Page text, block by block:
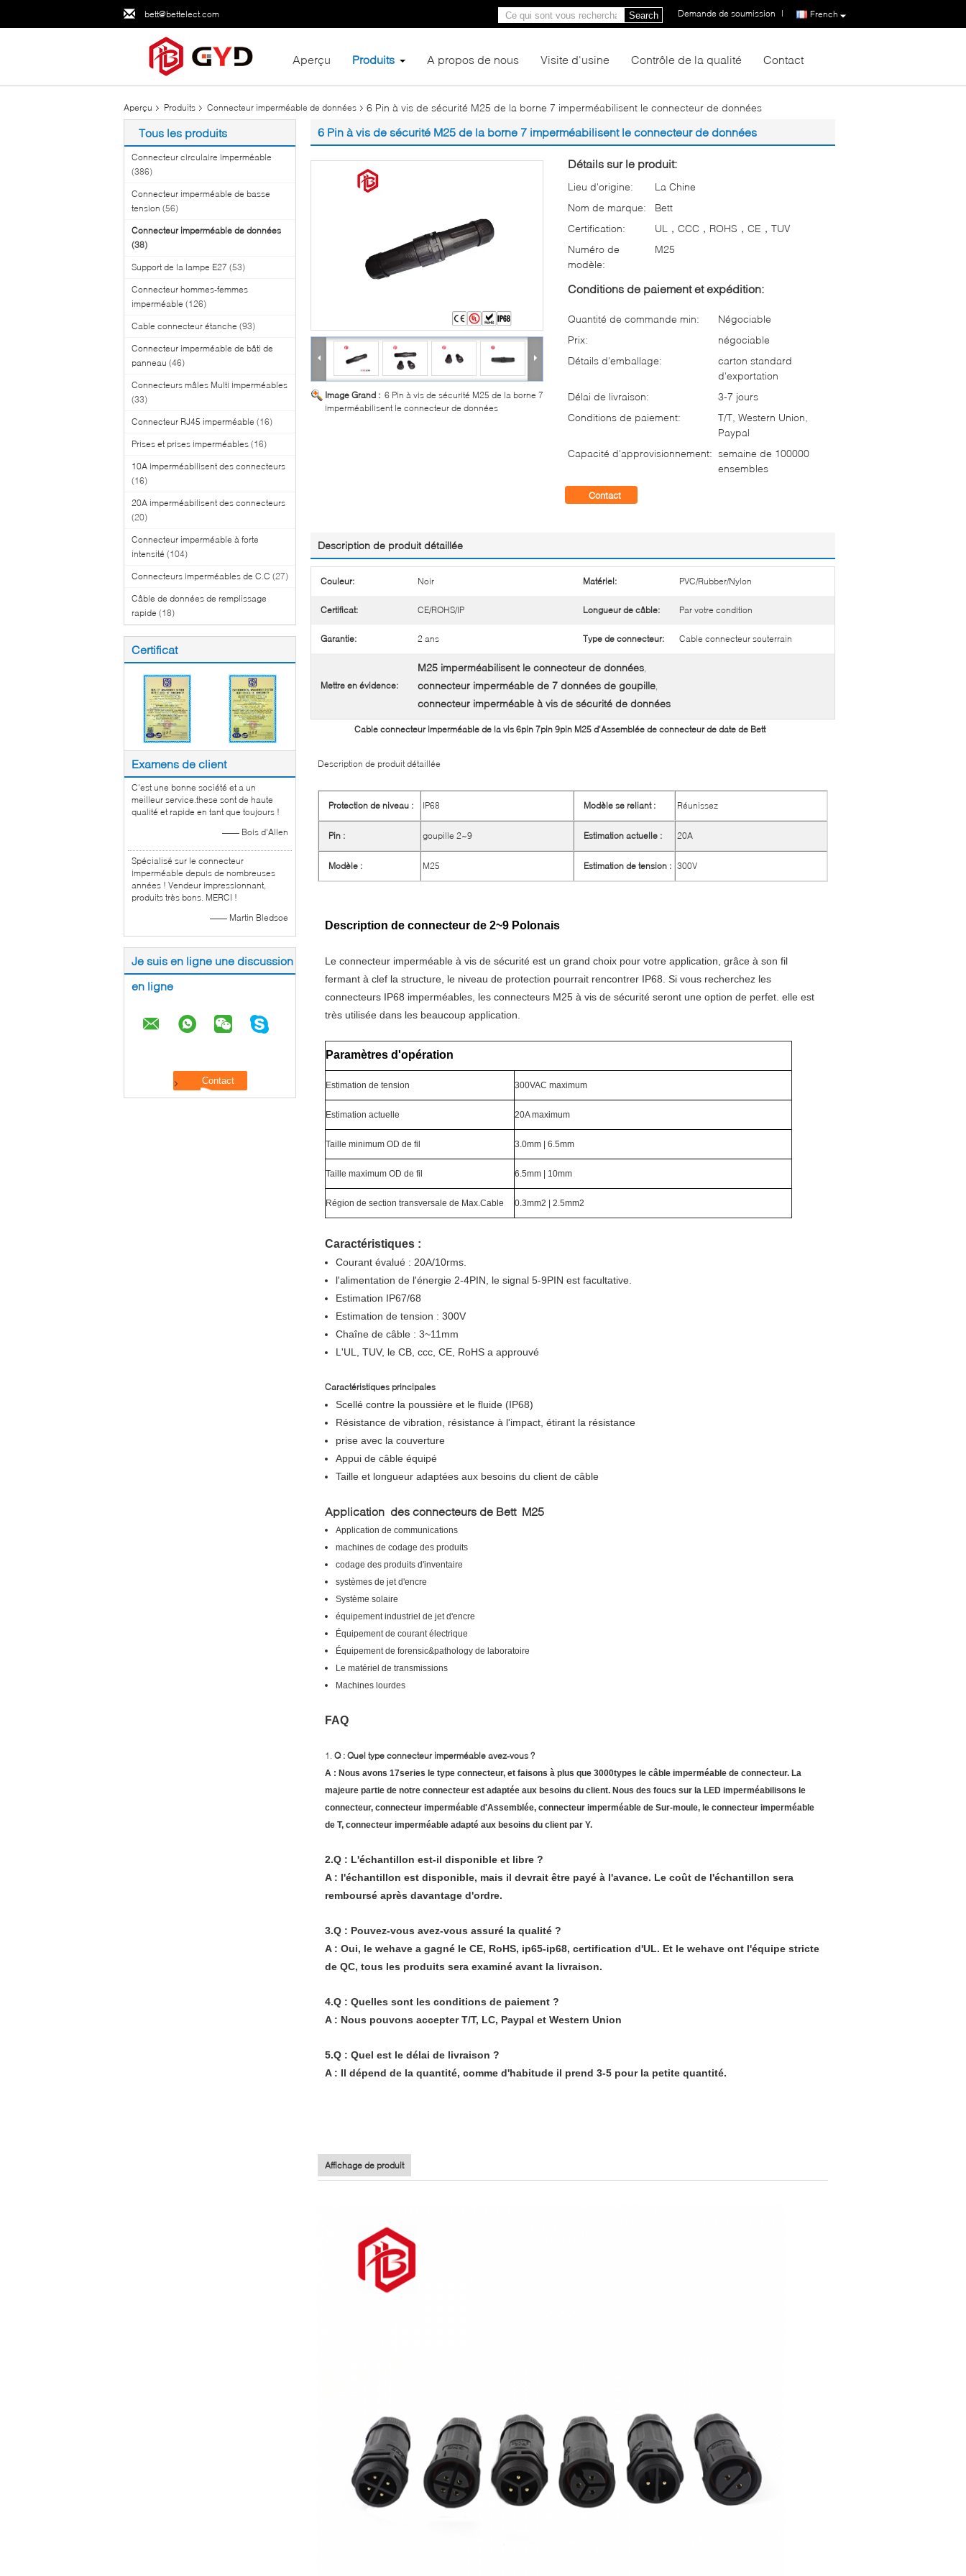
bett@bettelect.com French
Demande de soumission |
Search
Aperçu Produits A propos de nous Visite d'usine Contrôle de la qualité Contact
Aperçu Produits Connecteur imperméable de données 6 Pin à vis de sécurité M25 de la borne 7 imperméabilisent le connecteur de données
Tous les produits
Connecteur circulaire imperméable
(386)
Connecteur imperméable de basse
tension (56)
Connecteur imperméable de données
(38)
Support de la lampe E27 (53)
Connecteur hommes-femmes
imperméable (126)
Cable connecteur étanche (93)
Connecteur imperméable de bâti de
panneau (46)
Connecteurs mâles Multi imperméables
(33)
Connecteur RJ45 imperméable (16)
Prises et prises imperméables (16)
10A imperméabilisent des connecteurs
(16)
20A imperméabilisent des connecteurs
(20)
Connecteur imperméable à forte
intensité (104)
Connecteurs imperméables de C.C (27)
Câble de données de remplissage
rapide (18)
Certificat
Examens de client
C'est une bonne société et a un
meilleur service.these sont de haute
qualité et rapide en tant que toujours !
—— Bois d'Allen
Spécialisé sur le connecteur
imperméable depuis de nombreuses
années ! Vendeur impressionnant,
produits très bons. MERCI !
—— Martin Bledsoe
Je suis en ligne une discussion
en ligne
6 Pin à vis de sécurité M25 de la borne 7 imperméabilisent le connecteur de données
Image Grand : 6 Pin à vis de sécurité M25 de la borne 7
imperméabilisent le connecteur de données
Détails sur le produit:
Lieu d'origine:
La Chine
Nom de marque:
Bett
Certification:
UL，CCC，ROHS，CE，TUV
Numéro de
modèle:
M25
Conditions de paiement et expédition:
Quantité de commande min:
Négociable
Prix:
négociable
Détails d'emballage:
carton standard
d'exportation
Délai de livraison:
3-7 jours
Conditions de paiement:
T/T, Western Union,
Paypal
Capacité d'approvisionnement: semaine de 100000
ensembles
Contact
Description de produit détaillée
Couleur: Noir Matériel: PVC/Rubber/Nylon
Certificat: CE/ROHS/IP Longueur de câble: Par votre condition
Garantie: 2 ans Type de connecteur: Cable connecteur souterrain
Mettre en évidence:
M25 imperméabilisent le connecteur de données
connecteur imperméable de 7 données de goupille
connecteur imperméable à vis de sécurité de données
Cable connecteur imperméable de la vis 6pin 7pin 9pin M25 d'Assemblée de connecteur de date de Bett
Description de produit détaillée
Protection de niveau : IP68 Modèle se reliant : Réunissez
Pin : goupille 2~9 Estimation actuelle : 20A
Modèle : M25 Estimation de tension : 300V
Description de connecteur de 2~9 Polonais
Le connecteur imperméable à vis de sécurité est un grand choix pour votre application, grâce à son fil
fermant à clef la structure, le niveau de protection pourrait rencontrer IP68. Si vous recherchez les
connecteurs IP68 imperméables, les connecteurs M25 à vis de sécurité seront une option de perfet. elle est
très utilisée dans les beaucoup application.
Paramètres d'opération
Estimation de tension 300VAC maximum
Estimation actuelle 20A maximum
Taille minimum OD de fil 3.0mm | 6.5mm
Taille maximum OD de fil 6.5mm | 10mm
Région de section transversale de Max.Cable 0.3mm2 | 2.5mm2
Caractéristiques :
Courant évalué : 20A/10rms.
l'alimentation de l'énergie 2-4PIN, le signal 5-9PIN est facultative.
Estimation IP67/68
Estimation de tension : 300V
Chaîne de câble : 3~11mm
L'UL, TUV, le CB, ccc, CE, RoHS a approuvé
Caractéristiques principales
Scellé contre la poussière et le fluide (IP68)
Résistance de vibration, résistance à l'impact, étirant la résistance
prise avec la couverture
Appui de câble équipé
Taille et longueur adaptées aux besoins du client de câble
Application des connecteurs de Bett M25
Application de communications
machines de codage des produits
codage des produits d'inventaire
systèmes de jet d'encre
Système solaire
équipement industriel de jet d'encre
Équipement de courant électrique
Équipement de forensic&pathology de laboratoire
Le matériel de transmissions
Machines lourdes
FAQ
1. Q : Quel type connecteur imperméable avez-vous ?
A : Nous avons 17series le type connecteur, et faisons à plus que 3000types le câble imperméable de connecteur. La
majeure partie de notre connecteur est adaptée aux besoins du client. Nous des foucs sur la LED imperméabilisons le
connecteur, connecteur imperméable d'Assemblée, connecteur imperméable de Sur-moule, le connecteur imperméable
de T, connecteur imperméable adapté aux besoins du client par Y.
2.Q : L'échantillon est-il disponible et libre ?
A : l'échantillon est disponible, mais il devrait être payé à l'avance. Le coût de l'échantillon sera
remboursé après davantage d'ordre.
3.Q : Pouvez-vous avez-vous assuré la qualité ?
A : Oui, le wehave a gagné le CE, RoHS, ip65-ip68, certification d'UL. Et le wehave ont l'équipe stricte
de QC, tous les produits sera examiné avant la livraison.
4.Q : Quelles sont les conditions de paiement ?
A : Nous pouvons accepter T/T, LC, Paypal et Western Union
5.Q : Quel est le délai de livraison ?
A : Il dépend de la quantité, comme d'habitude il prend 3-5 pour la petite quantité.
Affichage de produit